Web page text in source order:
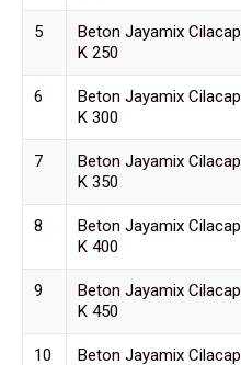
5
Beton Jayamix Cilacap
K 250
6
Beton Jayamix Cilacap
K 300
7
Beton Jayamix Cilacap
K 350
8
Beton Jayamix Cilacap
K 400
9
Beton Jayamix Cilacap
K 450
10
Beton Jayamix Cilacap